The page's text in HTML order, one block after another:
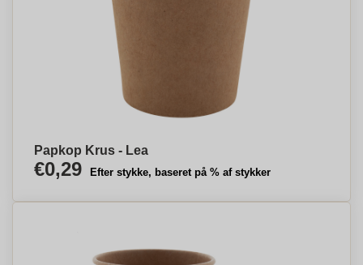
Papkop Krus - Lea
€0,29 Efter stykke, baseret på % af stykker